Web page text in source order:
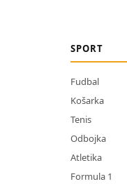
SPORT
Fudbal
Košarka
Tenis
Odbojka
Atletika
Formula 1